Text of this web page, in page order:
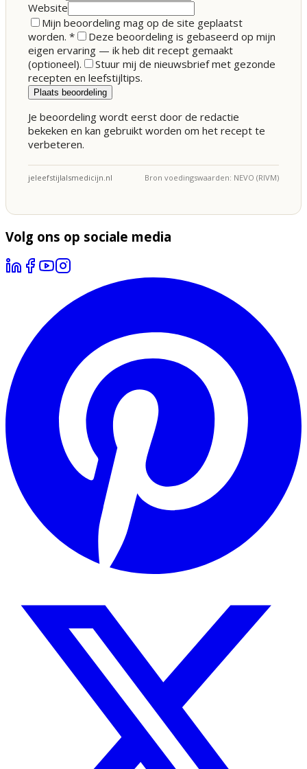
Website
Mijn beoordeling mag op de site geplaatst
worden. *
Deze beoordeling is gebaseerd op mijn
eigen ervaring — ik heb dit recept gemaakt
(optioneel).
Stuur mij de nieuwsbrief met gezonde
recepten en leefstijltips.
Plaats beoordeling
Je beoordeling wordt eerst door de redactie
bekeken en kan gebruikt worden om het recept te
verbeteren.
jeleefstijlalsmedicijn.nl Bron voedingswaarden: NEVO (RIVM)
Volg ons op sociale media